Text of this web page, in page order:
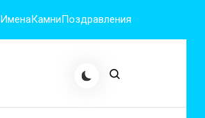
ИменаКамниПоздравления